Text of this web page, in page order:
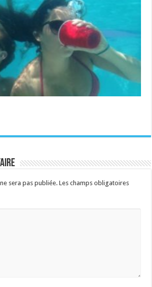
sera pas publiée. Les champs obligatoires